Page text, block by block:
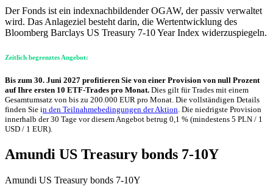
Der Fonds ist ein indexnachbildender OGAW, der passiv verwaltet
wird. Das Anlageziel besteht darin, die Wertentwicklung des
Bloomberg Barclays US Treasury 7-10 Year Index widerzuspiegeln.
Zeitlich begrenztes Angebot:
Bis zum 30. Juni 2027 profitieren Sie von einer Provision von null Prozent
auf Ihre ersten 10 ETF-Trades pro Monat. Dies gilt für Trades mit einem
Gesamtumsatz von bis zu 200.000 EUR pro Monat. Die vollständigen Details
finden Sie in den Teilnahmebedingungen der Aktion. Die niedrigste Provision
innerhalb der 30 Tage vor diesem Angebot betrug 0,1 % (mindestens 5 PLN / 1
USD / 1 EUR).
Amundi US Treasury bonds 7-10Y
Amundi US Treasury bonds 7-10Y